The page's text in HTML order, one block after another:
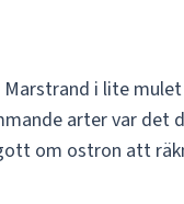
i lite mulet
arter var det
om ostron att